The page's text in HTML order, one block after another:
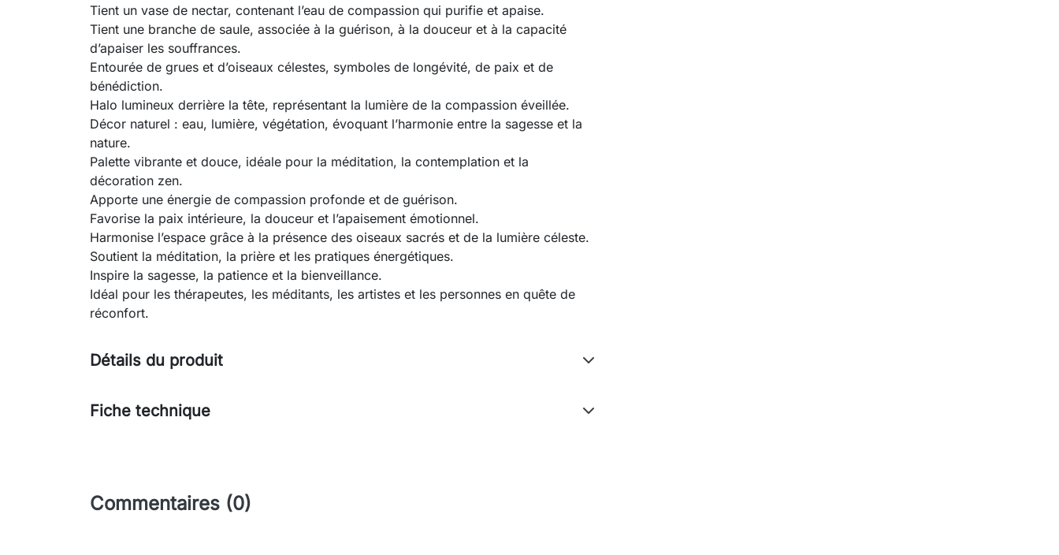
Tient un vase de nectar, contenant l’eau de compassion qui purifie et apaise.
Tient une branche de saule, associée à la guérison, à la douceur et à la capacité
d’apaiser les souffrances.
Entourée de grues et d’oiseaux célestes, symboles de longévité, de paix et de
bénédiction.
Halo lumineux derrière la tête, représentant la lumière de la compassion éveillée.
Décor naturel : eau, lumière, végétation, évoquant l’harmonie entre la sagesse et la
nature.
Palette vibrante et douce, idéale pour la méditation, la contemplation et la
décoration zen.
Apporte une énergie de compassion profonde et de guérison.
Favorise la paix intérieure, la douceur et l’apaisement émotionnel.
Harmonise l’espace grâce à la présence des oiseaux sacrés et de la lumière céleste.
Soutient la méditation, la prière et les pratiques énergétiques.
Inspire la sagesse, la patience et la bienveillance.
Idéal pour les thérapeutes, les méditants, les artistes et les personnes en quête de
réconfort.
Détails du produit
Fiche technique
Commentaires (0)